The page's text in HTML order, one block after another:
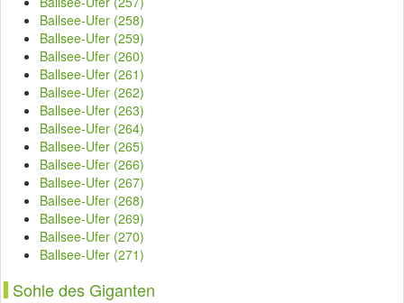
Ballsee-Ufer (258)
Ballsee-Ufer (259)
Ballsee-Ufer (260)
Ballsee-Ufer (261)
Ballsee-Ufer (262)
Ballsee-Ufer (263)
Ballsee-Ufer (264)
Ballsee-Ufer (265)
Ballsee-Ufer (266)
Ballsee-Ufer (267)
Ballsee-Ufer (268)
Ballsee-Ufer (269)
Ballsee-Ufer (270)
Ballsee-Ufer (271)
Sohle des Giganten